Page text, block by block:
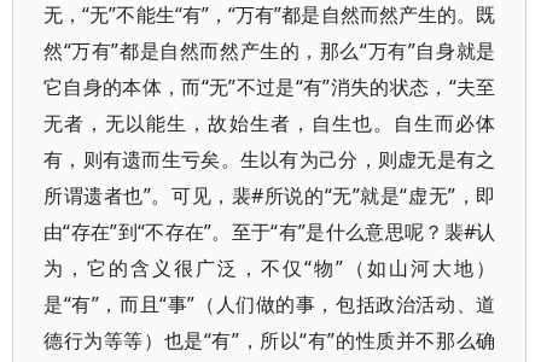
无，“无”不能生“有”，“万有”都是自然而然产生的。既
然“万有”都是自然而然产生的，那么“万有”自身就是
它自身的本体，而“无”不过是“有”消失的状态，“夫至
无者，无以能生，故始生者，自生也。自生而必体
有，则有遗而生亏矣。生以有为己分，则虚无是有之
所谓遗者也”。可见，裴#所说的“无”就是“虚无”，即
由“存在”到“不存在”。至于“有”是什么意思呢？裴#认
为，它的含义很广泛，不仅“物”（如山河大地）
是“有”，而且“事”（人们做的事，包括政治活动、道
德行为等等）也是“有”，所以“有”的性质并不那么确